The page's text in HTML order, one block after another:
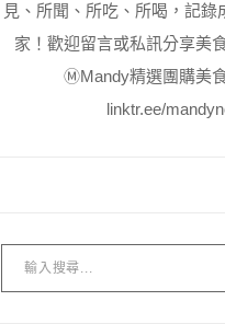
見、所聞、所吃、所喝，記錄
家！歡迎留言或私訊分享美
Ⓜ️Mandy精選團購美食
linktr.ee/